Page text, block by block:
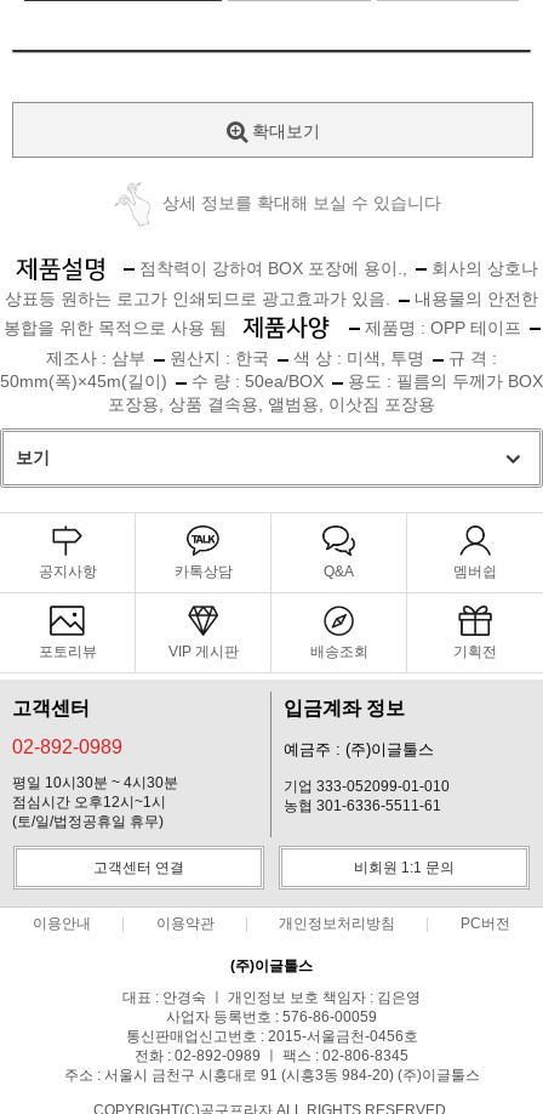
확대보기
상세 정보를 확대해 보실 수 있습니다
점착력이 강하여 BOX 포장에 용이.,
회사의 상호나
상표등 원하는 로고가 인쇄되므로 광고효과가 있음.
내용물의 안전한
봉합을 위한 목적으로 사용 됨
제품명 : OPP 테이프
제조사 : 삼부
원산지 : 한국 색 상 : 미색, 투명
규 격 :
50mm(폭)×45m(길이)
수 량 : 50ea/BOX
용도 : 필름의 두께가 BOX
포장용, 상품 결속용, 앨범용, 이삿짐 포장용
보기
공지사항 카톡상담 Q&A 멤버쉽
포토리뷰 VIP 게시판 배송조회 기획전
고객센터
02-892-0989
평일 10시30분 ~ 4시30분
점심시간 오후12시~1시
(토/일/법정공휴일 휴무)
입금계좌 정보
예금주 : (주)이글툴스
기업 333-052099-01-010
농협 301-6336-5511-61
고객센터 연결 비회원 1:1 문의
이용안내 이용약관 개인정보처리방침 PC버전
(주)이글툴스
대표 : 안경숙 ㅣ 개인정보 보호 책임자 : 김은영
사업자 등록번호 : 576-86-00059
통신판매업신고번호 : 2015-서울금천-0456호
전화 : 02-892-0989 ㅣ 팩스 : 02-806-8345
주소 : 서울시 금천구 시흥대로 91 (시흥3동 984-20) (주)이글툴스